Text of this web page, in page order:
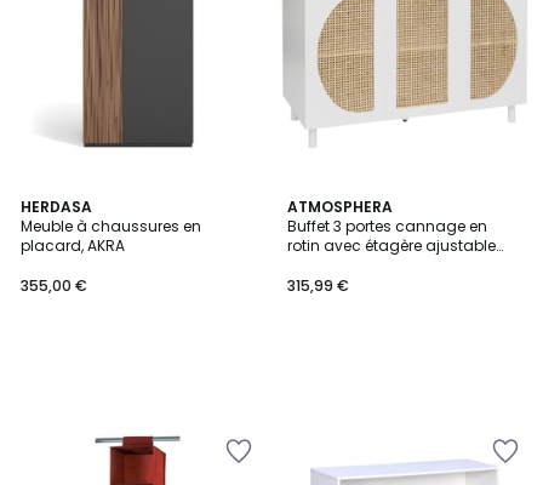
HERDASA
Meuble à chaussures en
placard, AKRA
355,00 €
ATMOSPHERA
Buffet 3 portes cannage en
rotin avec étagère ajustable
315,99 €